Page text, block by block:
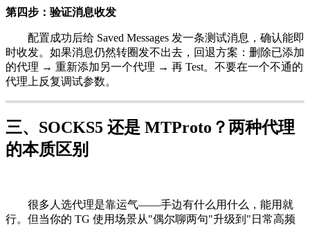
第四步：验证消息收发
配置成功后给 Saved Messages 发一条测试消息，确认能即
时收发。如果消息仍然转圈发不出去，回退方案：删除已添加
的代理 → 重新添加另一个代理 → 再 Test。不要在一个不通的
代理上反复调试参数。
三、SOCKS5 还是 MTProto？两种代理
的本质区别
很多人选代理是靠运气——手边有什么用什么，能用就
行。但当你的 TG 使用场景从"偶尔聊两句"升级到"日常高频